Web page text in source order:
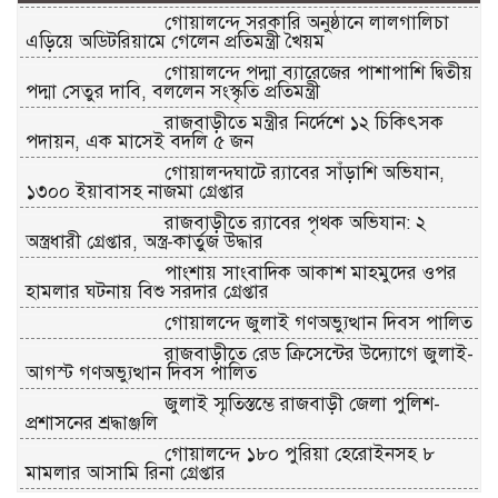
গোয়ালন্দে সরকারি অনুষ্ঠানে লালগালিচা
এড়িয়ে অডিটরিয়ামে গেলেন প্রতিমন্ত্রী খৈয়ম
গোয়ালন্দে পদ্মা ব্যারেজের পাশাপাশি দ্বিতীয়
পদ্মা সেতুর দাবি, বললেন সংস্কৃতি প্রতিমন্ত্রী
রাজবাড়ীতে মন্ত্রীর নির্দেশে ১২ চিকিৎসক
পদায়ন, এক মাসেই বদলি ৫ জন
গোয়ালন্দঘাটে র‌্যাবের সাঁড়াশি অভিযান,
১৩০০ ইয়াবাসহ নাজমা গ্রেপ্তার
রাজবাড়ীতে র‌্যাবের পৃথক অভিযান: ২
অস্ত্রধারী গ্রেপ্তার, অস্ত্র-কার্তুজ উদ্ধার
পাংশায় সাংবাদিক আকাশ মাহমুদের ওপর
হামলার ঘটনায় বিশু সরদার গ্রেপ্তার
গোয়ালন্দে জুলাই গণঅভ্যুত্থান দিবস পালিত
রাজবাড়ীতে রেড ক্রিসেন্টের উদ্যোগে জুলাই-
আগস্ট গণঅভ্যুত্থান দিবস পালিত
জুলাই স্মৃতিস্তম্ভে রাজবাড়ী জেলা পুলিশ-
প্রশাসনের শ্রদ্ধাঞ্জলি
গোয়ালন্দে ১৮০ পুরিয়া হেরোইনসহ ৮
মামলার আসামি রিনা গ্রেপ্তার